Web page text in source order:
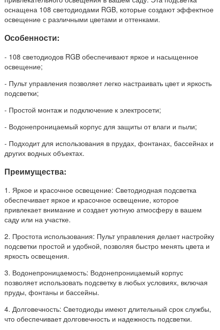
оснащена 108 светодиодами RGB, которые создают эффектное
освещение с различными цветами и оттенками.
Особенности:
- 108 светодиодов RGB обеспечивают яркое и насыщенное
освещение;
- Пульт управления позволяет легко настраивать цвет и яркость
подсветки;
- Простой монтаж и подключение к электросети;
- Водонепроницаемый корпус для защиты от влаги и пыли;
- Подходит для использования в прудах, фонтанах, бассейнах и
других водных объектах.
Преимущества:
1. Яркое и красочное освещение: Светодиодная подсветка
обеспечивает яркое и красочное освещение, которое
привлекает внимание и создает уютную атмосферу в вашем
саду или на участке.
2. Простота использования: Пульт управления делает настройку
подсветки простой и удобной, позволяя быстро менять цвета и
яркость освещения.
3. Водонепроницаемость: Водонепроницаемый корпус
позволяет использовать подсветку в любых условиях, включая
пруды, фонтаны и бассейны.
4. Долговечность: Светодиоды имеют длительный срок службы,
что обеспечивает долговечность и надежность подсветки.